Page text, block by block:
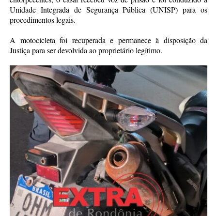
Unidade Integrada de Segurança Pública (UNISP) para os
procedimentos legais.
A motocicleta foi recuperada e permanece à disposição da
Justiça para ser devolvida ao proprietário legítimo.